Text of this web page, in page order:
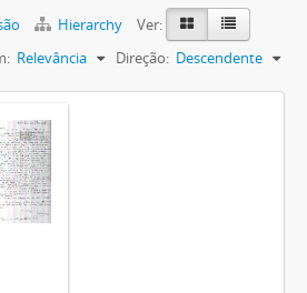
Hierarchy
Ver:
Relevância Direção: Descendente